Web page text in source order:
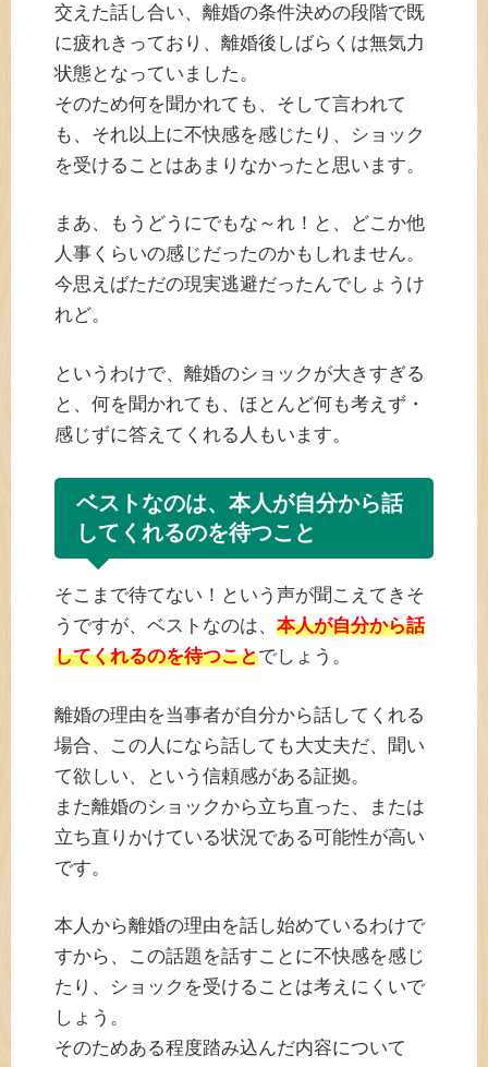
交えた話し合い、離婚の条件決めの段階で既
に疲れきっており、離婚後しばらくは無気力
状態となっていました。
そのため何を聞かれても、そして言われて
も、それ以上に不快感を感じたり、ショック
を受けることはあまりなかったと思います。
まあ、もうどうにでもな～れ！と、どこか他
人事くらいの感じだったのかもしれません。
今思えばただの現実逃避だったんでしょうけ
れど。
というわけで、離婚のショックが大きすぎる
と、何を聞かれても、ほとんど何も考えず・
感じずに答えてくれる人もいます。
ベストなのは、本人が自分から話
してくれるのを待つこと
そこまで待てない！という声が聞こえてきそ
うですが、ベストなのは、 本人が自分から話
してくれるのを待つことでしょう。
離婚の理由を当事者が自分から話してくれる
場合、この人になら話しても大丈夫だ、聞い
て欲しい、という信頼感がある証拠。
また離婚のショックから立ち直った、または
立ち直りかけている状況である可能性が高い
です。
本人から離婚の理由を話し始めているわけで
すから、この話題を話すことに不快感を感じ
たり、ショックを受けることは考えにくいで
しょう。
そのためある程度踏み込んだ内容について